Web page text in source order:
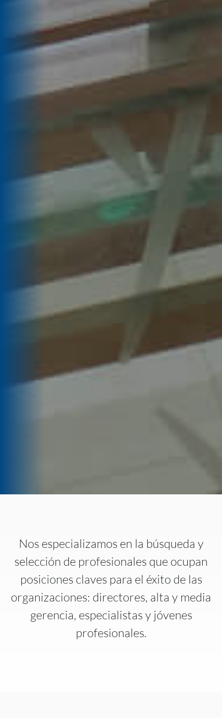
Nos especializamos en la búsqueda y
selección de profesionales que ocupan
posiciones claves para el éxito de las
organizaciones: directores, alta y media
gerencia, especialistas y jóvenes
profesionales.